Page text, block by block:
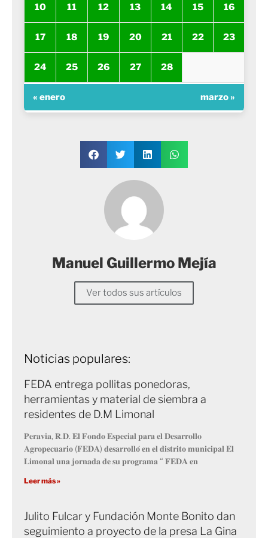
10 11 12 13 14 15 16
17 18 19 20 21 22 23
24 25 26 27 28
« enero marzo »
Manuel Guillermo Mejía
Ver todos sus artículos
Noticias populares:
FEDA entrega pollitas ponedoras,
herramientas y material de siembra a
residentes de D.M Limonal
𝐏𝐞𝐫𝐚𝐯𝐢𝐚, 𝐑.𝐃. 𝐄𝐥 𝐅𝐨𝐧𝐝𝐨 𝐄𝐬𝐩𝐞𝐜𝐢𝐚𝐥 𝐩𝐚𝐫𝐚 𝐞𝐥 𝐃𝐞𝐬𝐚𝐫𝐫𝐨𝐥𝐥𝐨
𝐀𝐠𝐫𝐨𝐩𝐞𝐜𝐮𝐚𝐫𝐢𝐨 (𝐅𝐄𝐃𝐀) 𝐝𝐞𝐬𝐚𝐫𝐫𝐨𝐥𝐥𝐨́ 𝐞𝐧 𝐞𝐥 𝐝𝐢𝐬𝐭𝐫𝐢𝐭𝐨 𝐦𝐮𝐧𝐢𝐜𝐢𝐩𝐚𝐥 𝐄𝐥
𝐋𝐢𝐦𝐨𝐧𝐚𝐥 𝐮𝐧𝐚 𝐣𝐨𝐫𝐧𝐚𝐝𝐚 𝐝𝐞 𝐬𝐮 𝐩𝐫𝐨𝐠𝐫𝐚𝐦𝐚 “ 𝐅𝐄𝐃𝐀 𝐞𝐧
Leer más »
Julito Fulcar y Fundación Monte Bonito dan
seguimiento a proyecto de la presa La Gina